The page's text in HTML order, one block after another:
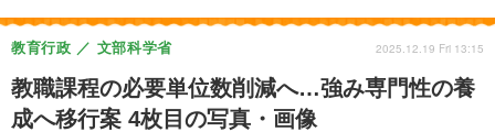
教職課程の必要単位数削減へ…強み専門性の養
成へ移行案 4枚目の写真・画像
教育行政 文部科学省 2025.12.19 Fri 13:15